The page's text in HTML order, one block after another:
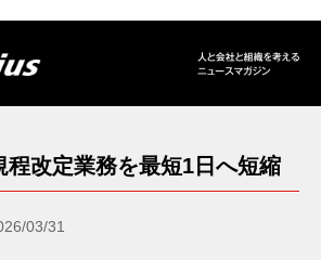
程改定業務を最短1日へ短縮
03/31